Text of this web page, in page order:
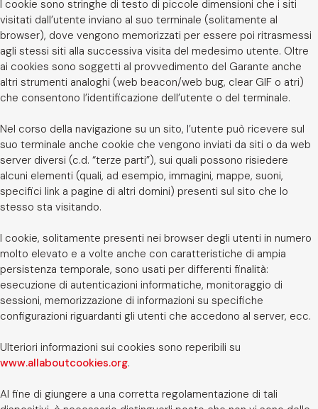
I cookie sono stringhe di testo di piccole dimensioni che i siti
visitati dall’utente inviano al suo terminale (solitamente al
browser), dove vengono memorizzati per essere poi ritrasmessi
agli stessi siti alla successiva visita del medesimo utente. Oltre
ai cookies sono soggetti al provvedimento del Garante anche
altri strumenti analoghi (web beacon/web bug, clear GIF o atri)
che consentono l’identificazione dell’utente o del terminale.
Nel corso della navigazione su un sito, l’utente può ricevere sul
suo terminale anche cookie che vengono inviati da siti o da web
server diversi (c.d. “terze parti”), sui quali possono risiedere
alcuni elementi (quali, ad esempio, immagini, mappe, suoni,
specifici link a pagine di altri domini) presenti sul sito che lo
stesso sta visitando.
I cookie, solitamente presenti nei browser degli utenti in numero
molto elevato e a volte anche con caratteristiche di ampia
persistenza temporale, sono usati per differenti finalità:
esecuzione di autenticazioni informatiche, monitoraggio di
sessioni, memorizzazione di informazioni su specifiche
configurazioni riguardanti gli utenti che accedono al server, ecc.
Ulteriori informazioni sui cookies sono reperibili su
www.allaboutcookies.org.
Al fine di giungere a una corretta regolamentazione di tali